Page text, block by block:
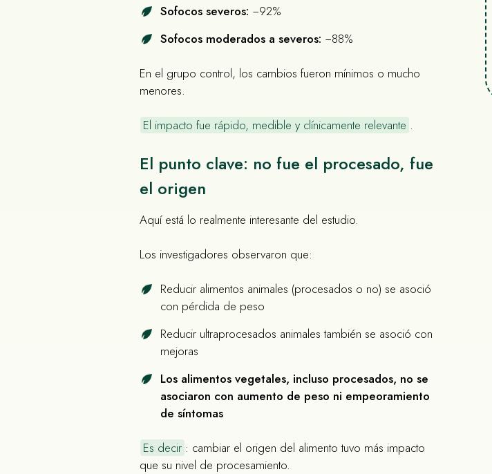
Sofocos severos: −92%
Sofocos moderados a severos: −88%
En el grupo control, los cambios fueron mínimos o mucho
menores.
El impacto fue rápido, medible y clínicamente relevante .
El punto clave: no fue el procesado, fue
el origen
Aquí está lo realmente interesante del estudio.
Los investigadores observaron que:
Reducir alimentos animales (procesados o no) se asoció
con pérdida de peso
Reducir ultraprocesados animales también se asoció con
mejoras
Los alimentos vegetales, incluso procesados, no se
asociaron con aumento de peso ni empeoramiento
de síntomas
Es decir : cambiar el origen del alimento tuvo más impacto
que su nivel de procesamiento.